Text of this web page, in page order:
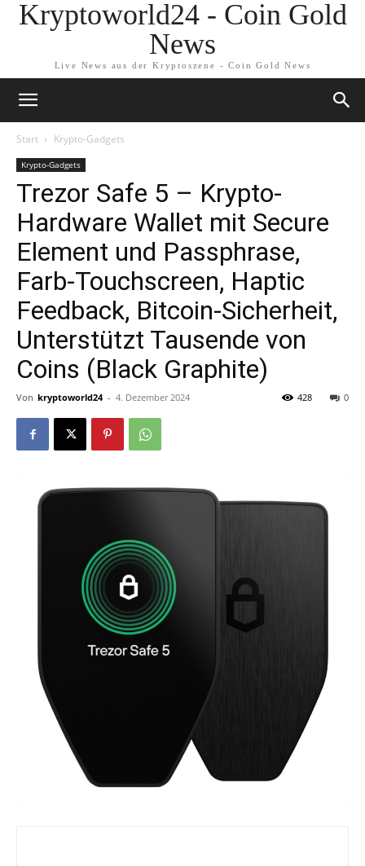
Kryptoworld24 - Coin Gold
News
Live News aus der Kryptoszene - Coin Gold News
Start Krypto-Gadgets
Krypto-Gadgets
Trezor Safe 5 – Krypto-
Hardware Wallet mit Secure
Element und Passphrase,
Farb-Touchscreen, Haptic
Feedback, Bitcoin-Sicherheit,
Unterstützt Tausende von
Coins (Black Graphite)
Von kryptoworld24 - 4. Dezember 2024 0
428